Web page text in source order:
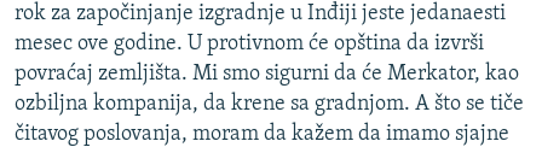
rok za započinjanje izgradnje u Inđiji jeste jedanaesti
mesec ove godine. U protivnom će opština da izvrši
povraćaj zemljišta. Mi smo sigurni da će Merkator, kao
ozbiljna kompanija, da krene sa gradnjom. A što se tiče
čitavog poslovanja, moram da kažem da imamo sjajne